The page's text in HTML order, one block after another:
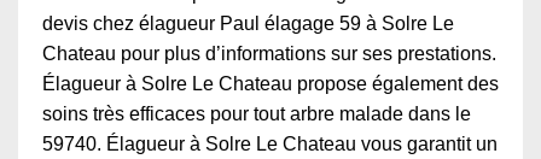
devis chez élagueur Paul élagage 59 à Solre Le
Chateau pour plus d’informations sur ses prestations.
Élagueur à Solre Le Chateau propose également des
soins très efficaces pour tout arbre malade dans le
59740. Élagueur à Solre Le Chateau vous garantit un